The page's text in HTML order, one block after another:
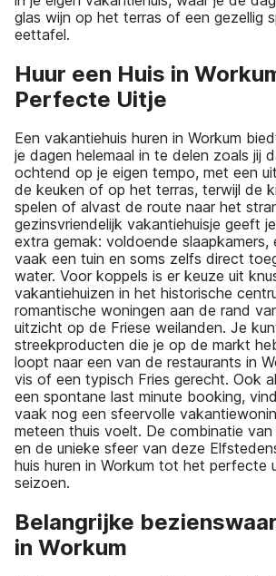
glas wijn op het terras of een gezellig
eettafel.
Huur een Huis in
Perfecte Uitje
Een vakantiehuis huren in Workum
je dagen helemaal in te delen zoals jij
ochtend op je eigen tempo, met een
de keuken of op het terras, terwijl de
spelen of alvast de route naar het
gezinsvriendelijk vakantiehuisje geeft
extra gemak: voldoende slaapkamers,
vaak een tuin en soms zelfs direct
water. Voor koppels is er keuze uit
vakantiehuizen in het historische
romantische woningen aan de rand
uitzicht op de Friese weilanden. Je
streekproducten die je op de markt
loopt naar een van de restaurants in
vis of een typisch Fries gerecht. Ook
een spontane last minute booking,
vaak nog een sfeervolle
meteen thuis voelt. De combinatie
en de unieke sfeer van deze
huis huren in Workum tot het perfecte
seizoen.
Belangrijke
in Workum